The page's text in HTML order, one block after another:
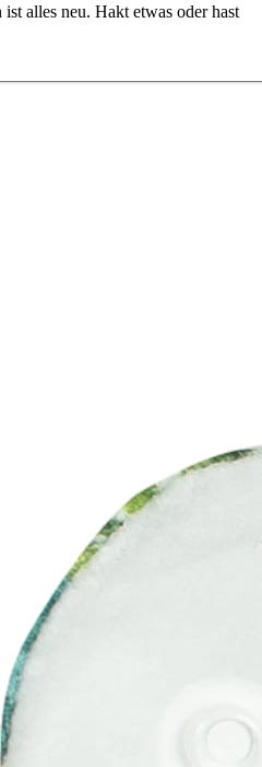
alles neu. Hakt etwas oder hast